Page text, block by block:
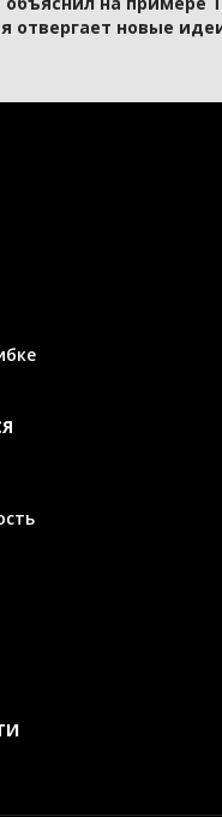
отвергает новые